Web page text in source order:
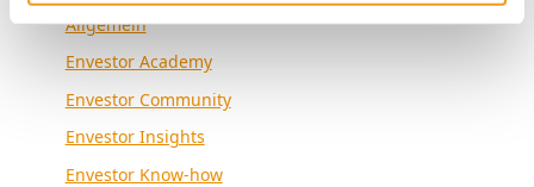
Allgemein
Envestor Academy
Envestor Community
Envestor Insights
Envestor Know-how